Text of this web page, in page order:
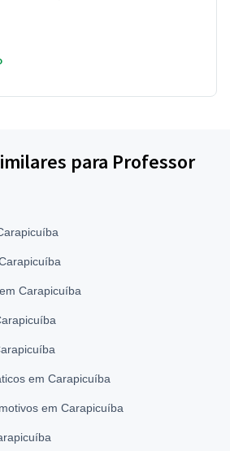
para Professor
Carapicuíba
em Carapicuíba
em Carapicuíba